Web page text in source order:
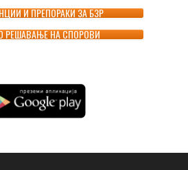
И ПРЕПОРАКИ ЗА БЗР
РЕШАВАЊЕ НА СПОРОВИ